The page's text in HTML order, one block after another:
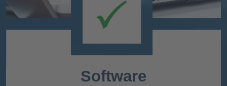
Software